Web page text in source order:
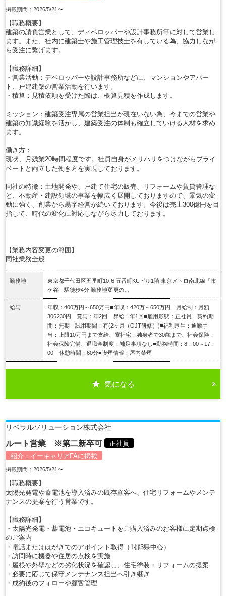
掲載期間：2026/5/21〜
【職務概要】
建築の請負営業として、ディベロッパーや設計事務所等に対して営業し
ます。また、社内に建築士や施工管理技士を有している為、協力しなが
ら受注に繋げます。
【職務詳細】
・営業活動：デベロッパーや設計事務所などに、マンションやアパー
ト、戸建建築の営業活動を行います。
・積算：見積依頼を受けた際は、概算見積を作成します。
ミッション：建築受注専属の営業担当が現在いない為、今までの営業や
建築の知識経験を活かし、建築受注の体制も確立していける人材を求め
ます。
働き方：
現状、月残業20時間程度です。社員自身がメリハリをつけながらプライ
ベートと両立した働き方を実現しております。
同社の特徴：土地開発や、戸建て住宅の販売、リフォームや賃貸管理な
ど、不動産・建設領域の事業を幅広く展開しておりますので、景気の変
動に強く、創業から黒字経営が続いております。今後は売上300億円を目
指して、時代の変化に対応しながら尽力しております。
【業務内容変更の範囲】
同社業務全般
勤務地
東京都千代田区五番町10-6 五番町KUビル1階 東京メトロ南北線「市
ケ谷」駅徒歩4分 勤務地変更の…
給与
年収：400万円～650万円■年収：420万～650万円 月給制：月額
306230円 賞与：年2回 昇給：年1回■雇用形態：正社員 契約期
間：無期 試用期間：有(2ヶ月（OJT研修）)■福利厚生：通勤手
当：上限10万円まで支給、寮社宅：独身者で30歳まで、社会保険：
社会保険完備、退職金制度：補足事項なし■勤務時間：8：00～17：
00 休憩時間：60分■喫煙情報：屋内禁煙
気になる
リベラルソリューション株式会社
ルート営業 ※第二新卒可
正社員
紹介： イーキャリアFAに掲載
掲載期間：2026/5/21〜
【職務概要】
太陽光発電や蓄電池を導入済みの既存顧客へ、住宅リフォームやメンテ
ナンスの提案を行う営業です。
【職務詳細】
・太陽光発電・蓄電池・エコキュートをご購入済みのお客様に定期点検
のご案内
・電話またははがきでのアポイント取得（1都3県中心）
・訪問時に機器や住居の点検を実施
・屋根や外壁などの劣化状況を確認し、住宅塗装・リフォームの提案
・必要に応じて保守メンテナンス担当へ引き継ぎ
・成約後のフォローや顧客管理